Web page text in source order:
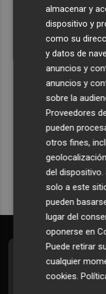
Castelló apuesta
científico: recibirá
Recibe
Plaza
Todos los
almacenar y
dispositivo y
como su
y datos de
anuncios y
anuncios y
sobre la
Proveedores
pueden
otros fines,
del
solo a este
pueden
lugar del
oponerse en
Puede retirar
cualquier
cookies .